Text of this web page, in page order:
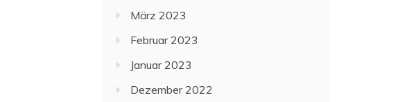
März 2023
Februar 2023
Januar 2023
Dezember 2022